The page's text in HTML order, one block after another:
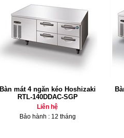
Bàn mát 4 ngăn kéo Hoshizaki
RTL-140DDAC-SGP
Liên hệ
Bảo hành : 12 tháng